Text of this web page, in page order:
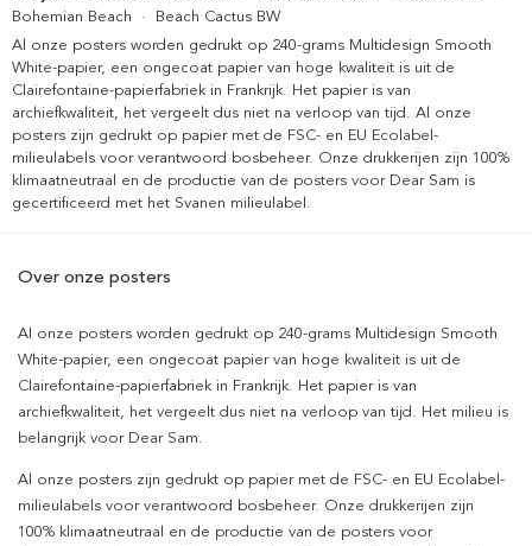
Bohemian Beach · Beach Cactus BW
Al onze posters worden gedrukt op 240-grams Multidesign Smooth
White-papier, een ongecoat papier van hoge kwaliteit is uit de
Clairefontaine-papierfabriek in Frankrijk. Het papier is van
archiefkwaliteit, het vergeelt dus niet na verloop van tijd. Al onze
posters zijn gedrukt op papier met de FSC- en EU Ecolabel-
milieulabels voor verantwoord bosbeheer. Onze drukkerijen zijn 100%
klimaatneutraal en de productie van de posters voor Dear Sam is
gecertificeerd met het Svanen milieulabel.
Over onze posters
Al onze posters worden gedrukt op 240-grams Multidesign Smooth
White-papier, een ongecoat papier van hoge kwaliteit is uit de
Clairefontaine-papierfabriek in Frankrijk. Het papier is van
archiefkwaliteit, het vergeelt dus niet na verloop van tijd. Het milieu is
belangrijk voor Dear Sam.
Al onze posters zijn gedrukt op papier met de FSC- en EU Ecolabel-
milieulabels voor verantwoord bosbeheer. Onze drukkerijen zijn
100% klimaatneutraal en de productie van de posters voor